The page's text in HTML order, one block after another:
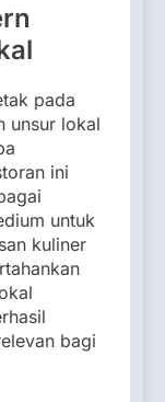
pada
unsur lokal
ini
untuk
kuliner
bagi